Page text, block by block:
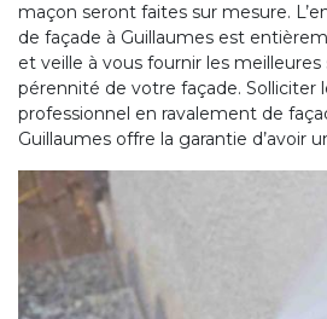
maçon seront faites sur mesure.
de façade à Guillaumes est
et veille à vous fournir les meilleures
pérennité de votre façade. Solliciter
professionnel en ravalement de
Guillaumes offre la garantie d’avoir